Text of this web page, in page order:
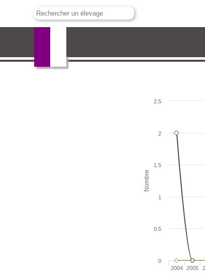
Nombre
2004 2005
0
0.5
1
1.5
2
2.5